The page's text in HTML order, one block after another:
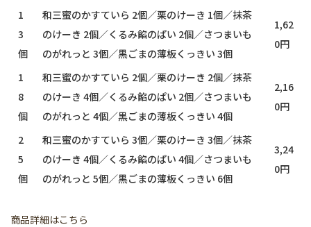
1
3
個
和三蜜のかすていら 2個／栗のけーき 1個／抹茶
のけーき 2個／くるみ餡のぱい 2個／さつまいも
のがれっと 3個／黒ごまの薄板くっきい 3個
1,62
0円
1
8
個
和三蜜のかすていら 2個／栗のけーき 2個／抹茶
のけーき 4個／くるみ餡のぱい 2個／さつまいも
のがれっと 4個／黒ごまの薄板くっきい 4個
2,16
0円
2
5
個
和三蜜のかすていら 3個／栗のけーき 3個／抹茶
のけーき 4個／くるみ餡のぱい 4個／さつまいも
のがれっと 5個／黒ごまの薄板くっきい 6個
3,24
0円
商品詳細はこちら